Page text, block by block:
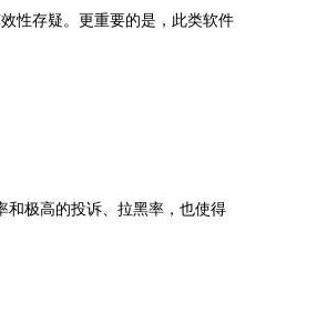
性存疑。更重要的是，此类软件
和极高的投诉、拉黑率，也使得